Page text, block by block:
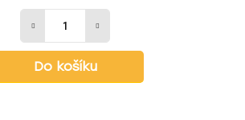
Do košíku